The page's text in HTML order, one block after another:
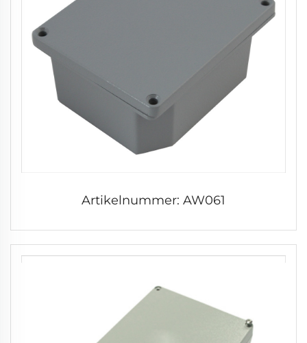
Artikelnummer: AW061